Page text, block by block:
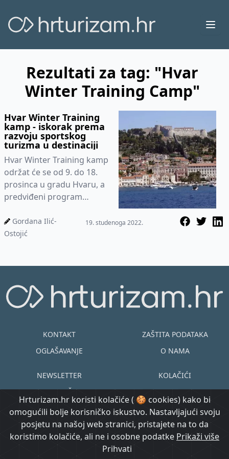
Rezultati za tag: "Hvar
Winter Training Camp"
Hvar Winter Training
kamp - iskorak prema
razvoju sportskog
turizma u destinaciji
Hvar Winter Training kamp
održat će se od 9. do 18.
prosinca u gradu Hvaru, a
predviđeni program
svakodnevne treninge i
edukativna predavanja.
Gordana Ilić-
Ostojić
19. studenoga 2022.
Hrturizam.hr koristi kolačiće ( 🍪 cookies) kako bi
omogućili bolje korisničko iskustvo. Nastavljajući svoju
posjetu na našoj web stranici, pristajete na to da
koristimo kolačiće, ali ne i osobne podatke Prikaži više
Prihvati
KONTAKT
OGLAŠAVANJE
ZAŠTITA PODATAKA
O NAMA
NEWSLETTER
UVJETI KORIŠTENJA
KOLAČIĆI
EN HR
© Copyright
2015.-2026.
@ Created by
Morgan Code
Prijavi se